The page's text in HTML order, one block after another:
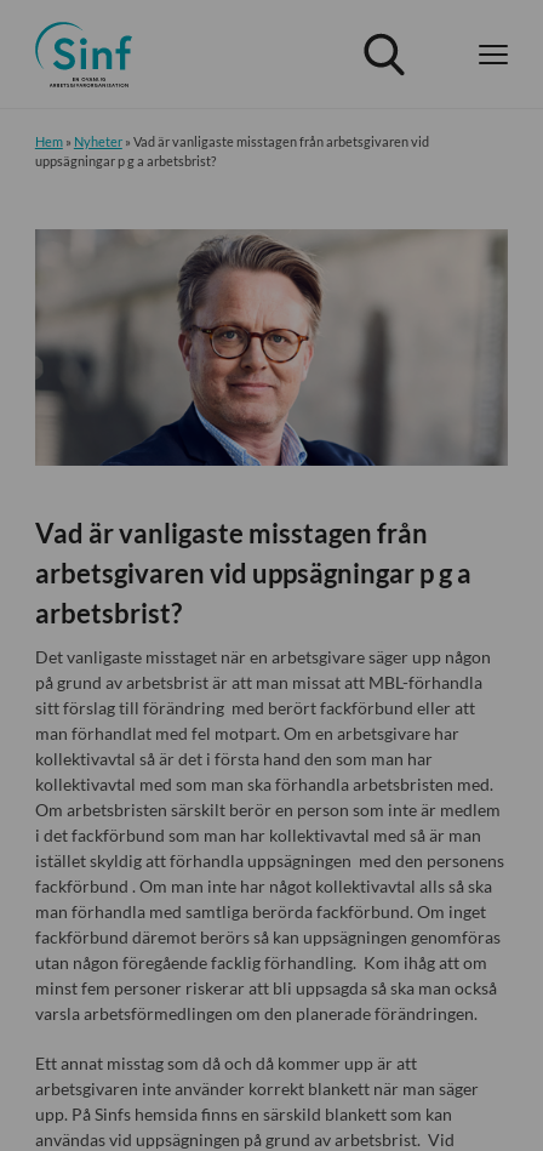
Hem» Nyheter» Vad är vanligaste misstagen från arbetsgivaren vid
uppsägningar p g a arbetsbrist?
Vad är vanligaste misstagen från
arbetsgivaren vid uppsägningar p g a
arbetsbrist?
Det vanligaste misstaget när en arbetsgivare säger upp någon
på grund av arbetsbrist är att man missat att MBL-förhandla
sitt förslag till förändring med berört fackförbund eller att
man förhandlat med fel motpart. Om en arbetsgivare har
kollektivavtal så är det i första hand den som man har
kollektivavtal med som man ska förhandla arbetsbristen med.
Om arbetsbristen särskilt berör en person som inte är medlem
i det fackförbund som man har kollektivavtal med så är man
istället skyldig att förhandla uppsägningen med den personens
fackförbund . Om man inte har något kollektivavtal alls så ska
man förhandla med samtliga berörda fackförbund. Om inget
fackförbund däremot berörs så kan uppsägningen genomföras
utan någon föregående facklig förhandling. Kom ihåg att om
minst fem personer riskerar att bli uppsagda så ska man också
varsla arbetsförmedlingen om den planerade förändringen.
Ett annat misstag som då och då kommer upp är att
arbetsgivaren inte använder korrekt blankett när man säger
upp. På Sinfs hemsida finns en särskild blankett som kan
användas vid uppsägningen på grund av arbetsbrist. Vid